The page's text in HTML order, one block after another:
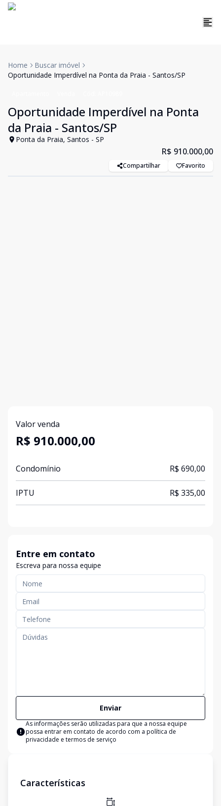
Home
Buscar imóvel
Oportunidade Imperdível na Ponta da Praia - Santos/SP
Oportunidade Imperdível na Ponta
da Praia - Santos/SP
Ponta da Praia, Santos - SP
R$ 910.000,00
Compartilhar Favorito
Valor venda
R$ 910.000,00
Condomínio R$ 690,00
IPTU R$ 335,00
Entre em contato
Escreva para nossa equipe
Enviar
As informações serão utilizadas para que a nossa equipe
possa entrar em contato de acordo com a política de
privacidade e termos de serviço
Características